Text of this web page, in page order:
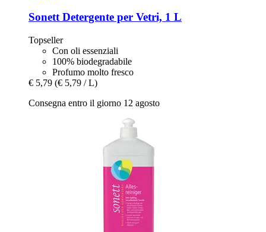
Sonett Detergente per Vetri, 1 L
Topseller
Con oli essenziali
100% biodegradabile
Profumo molto fresco
€ 5,79 (€ 5,79 / L)
Consegna entro il giorno 12 agosto